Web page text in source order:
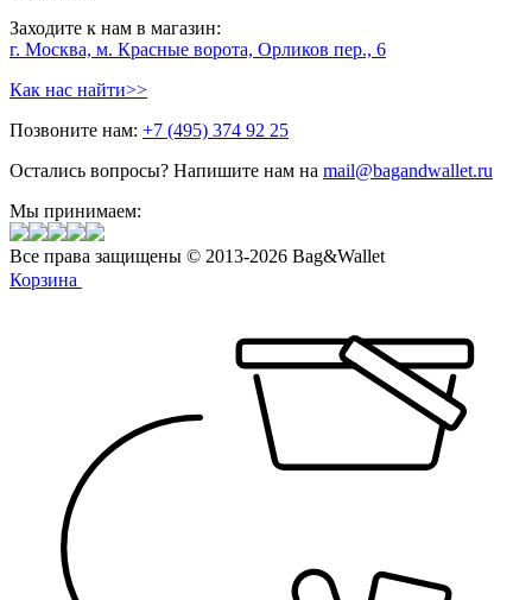
Заходите к нам в магазин:
г. Москва, м. Красные ворота, Орликов пер., 6
Как нас найти>>
Позвоните нам: +7 (495) 374 92 25
Остались вопросы? Напишите нам на mail@bagandwallet.ru
Мы принимаем:
Все права защищены © 2013-2026 Bag&Wallet
Корзина